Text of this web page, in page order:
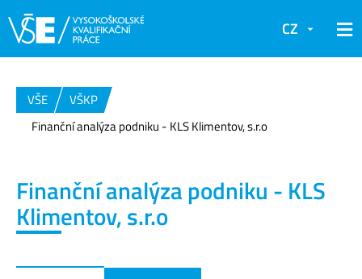
CZ
VŠE
VŠKP
Finanční analýza podniku - KLS Klimentov, s.r.o
Finanční analýza podniku - KLS
Klimentov, s.r.o